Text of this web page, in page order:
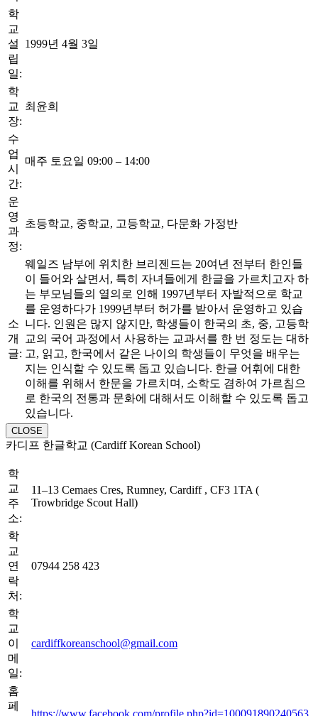
학
교
설
립
일:
1999년 4월 3일
학
교
장:
최윤희
수
업
시
간:
매주 토요일 09:00 – 14:00
운
영
과
정:
초등학교, 중학교, 고등학교, 다문화 가정반
소
개
글:
웨일즈 남부에 위치한 브리젠드는 20여년 전부터 한인들
이 들어와 살면서, 특히 자녀들에게 한글을 가르치고자 하
는 부모님들의 열의로 인해 1997년부터 자발적으로 학교
를 운영하다가 1999년부터 허가를 받아서 운영하고 있습
니다. 인원은 많지 않지만, 학생들이 한국의 초, 중, 고등학
교의 국어 과정에서 사용하는 교과서를 한 번 정도는 대하
고, 읽고, 한국에서 같은 나이의 학생들이 무엇을 배우는
지는 인식할 수 있도록 돕고 있습니다. 한글 어휘에 대한
이해를 위해서 한문을 가르치며, 소학도 겸하여 가르침으
로 한국의 전통과 문화에 대해서도 이해할 수 있도록 돕고
있습니다.
CLOSE
카디프 한글학교 (Cardiff Korean School)
학
교
주
소:
11–13 Cemaes Cres, Rumney, Cardiff , CF3 1TA (
Trowbridge Scout Hall)
학
교
연
락
처:
07944 258 423
학
교
이
메
일:
cardiffkoreanschool@gmail.com
홈
페
https://www.facebook.com/profile.php?id=100091890240563